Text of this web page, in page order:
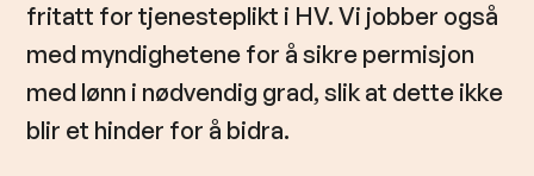
fritatt for tjenesteplikt i HV. Vi jobber også
med myndighetene for å sikre permisjon
med lønn i nødvendig grad, slik at dette ikke
blir et hinder for å bidra.